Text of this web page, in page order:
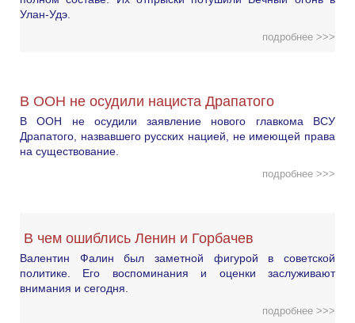
Улан-Удэ.
подробнее >>>
В ООН не осудили нациста Драпатого
В ООН не осудили заявление нового главкома ВСУ
Драпатого, назвавшего русских нацией, не имеющей права
на существование.
подробнее >>>
В чем ошиблись Ленин и Горбачев
Валентин Фалин был заметной фигурой в советской
политике. Его воспоминания и оценки заслуживают
внимания и сегодня.
подробнее >>>